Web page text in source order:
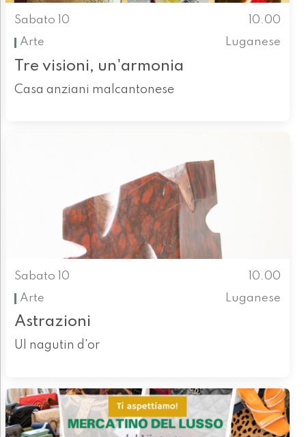
Sabato 10
10.00
Arte
Luganese
Tre visioni, un'armonia
Casa anziani malcantonese
Sabato 10
10.00
Arte
Luganese
Astrazioni
Ul nagutin d'or